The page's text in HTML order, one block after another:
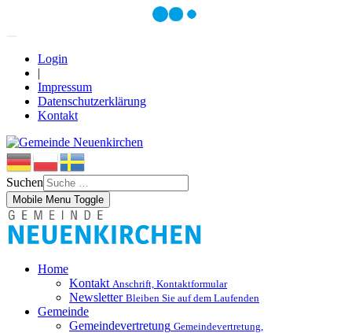
Login
|
Impressum
Datenschutzerklärung
Kontakt
Suchen
Mobile Menu Toggle
Home
Kontakt Anschrift, Kontaktformular
Newsletter Bleiben Sie auf dem Laufenden
Gemeinde
Gemeindevertretung Gemeindevertretung,